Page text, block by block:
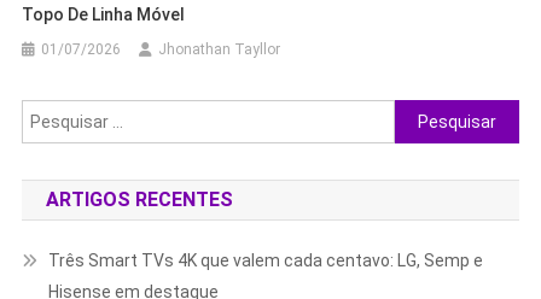
Topo De Linha Móvel
01/07/2026 Jhonathan Tayllor
Pesquisar
por:
ARTIGOS RECENTES
Três Smart TVs 4K que valem cada centavo: LG, Semp e
Hisense em destaque